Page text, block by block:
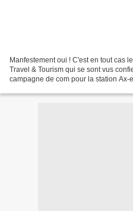
Manfestement oui ! C'est en tout cas
Travel & Tourism qui se sont vus
campagne de com pour la station